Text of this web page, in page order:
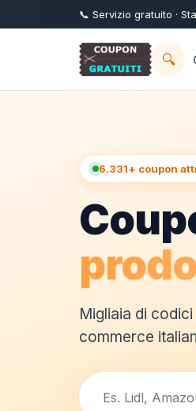
📞 Servizio gratuito ·
🔍
6.331+ coupon
Migliaia di
commerce